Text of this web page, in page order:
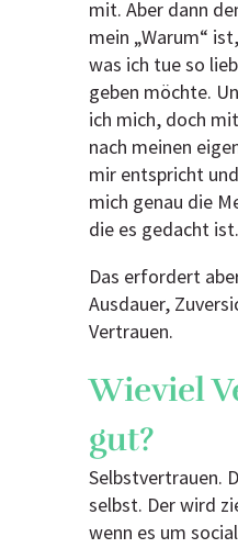
mit. Aber dann
mein „Warum“
was ich tue so
geben möchte.
ich mich, doch
nach meinen
mir entspricht
mich genau die
die es gedacht ist.
Das erfordert
Ausdauer,
Vertrauen.
Wieviel
gut?
Selbstvertrauen.
selbst. Der wird
wenn es um